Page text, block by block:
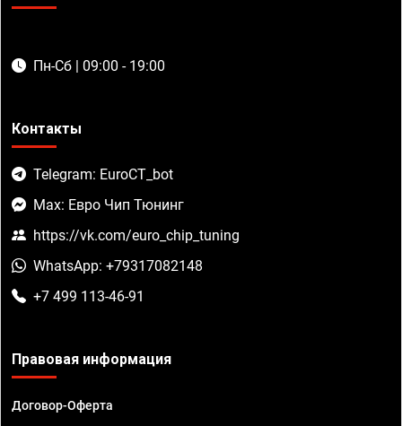
Пн-Сб | 09:00 - 19:00
Контакты
Telegram: EuroCT_bot
Max: Евро Чип Тюнинг
https://vk.com/euro_chip_tuning
WhatsApp: +79317082148
+7 499 113-46-91
Правовая информация
Договор-Оферта